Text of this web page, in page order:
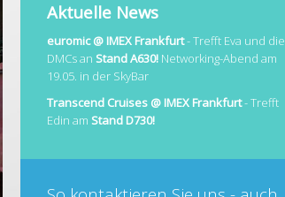
Aktuelle News
euromic @ IMEX Frankfurt- Trefft Eva und die
DMCs an Stand A630! Networking-Abend am
19.05. in der SkyBar
Transcend Cruises @ IMEX Frankfurt- Trefft
Edin am Stand D730!